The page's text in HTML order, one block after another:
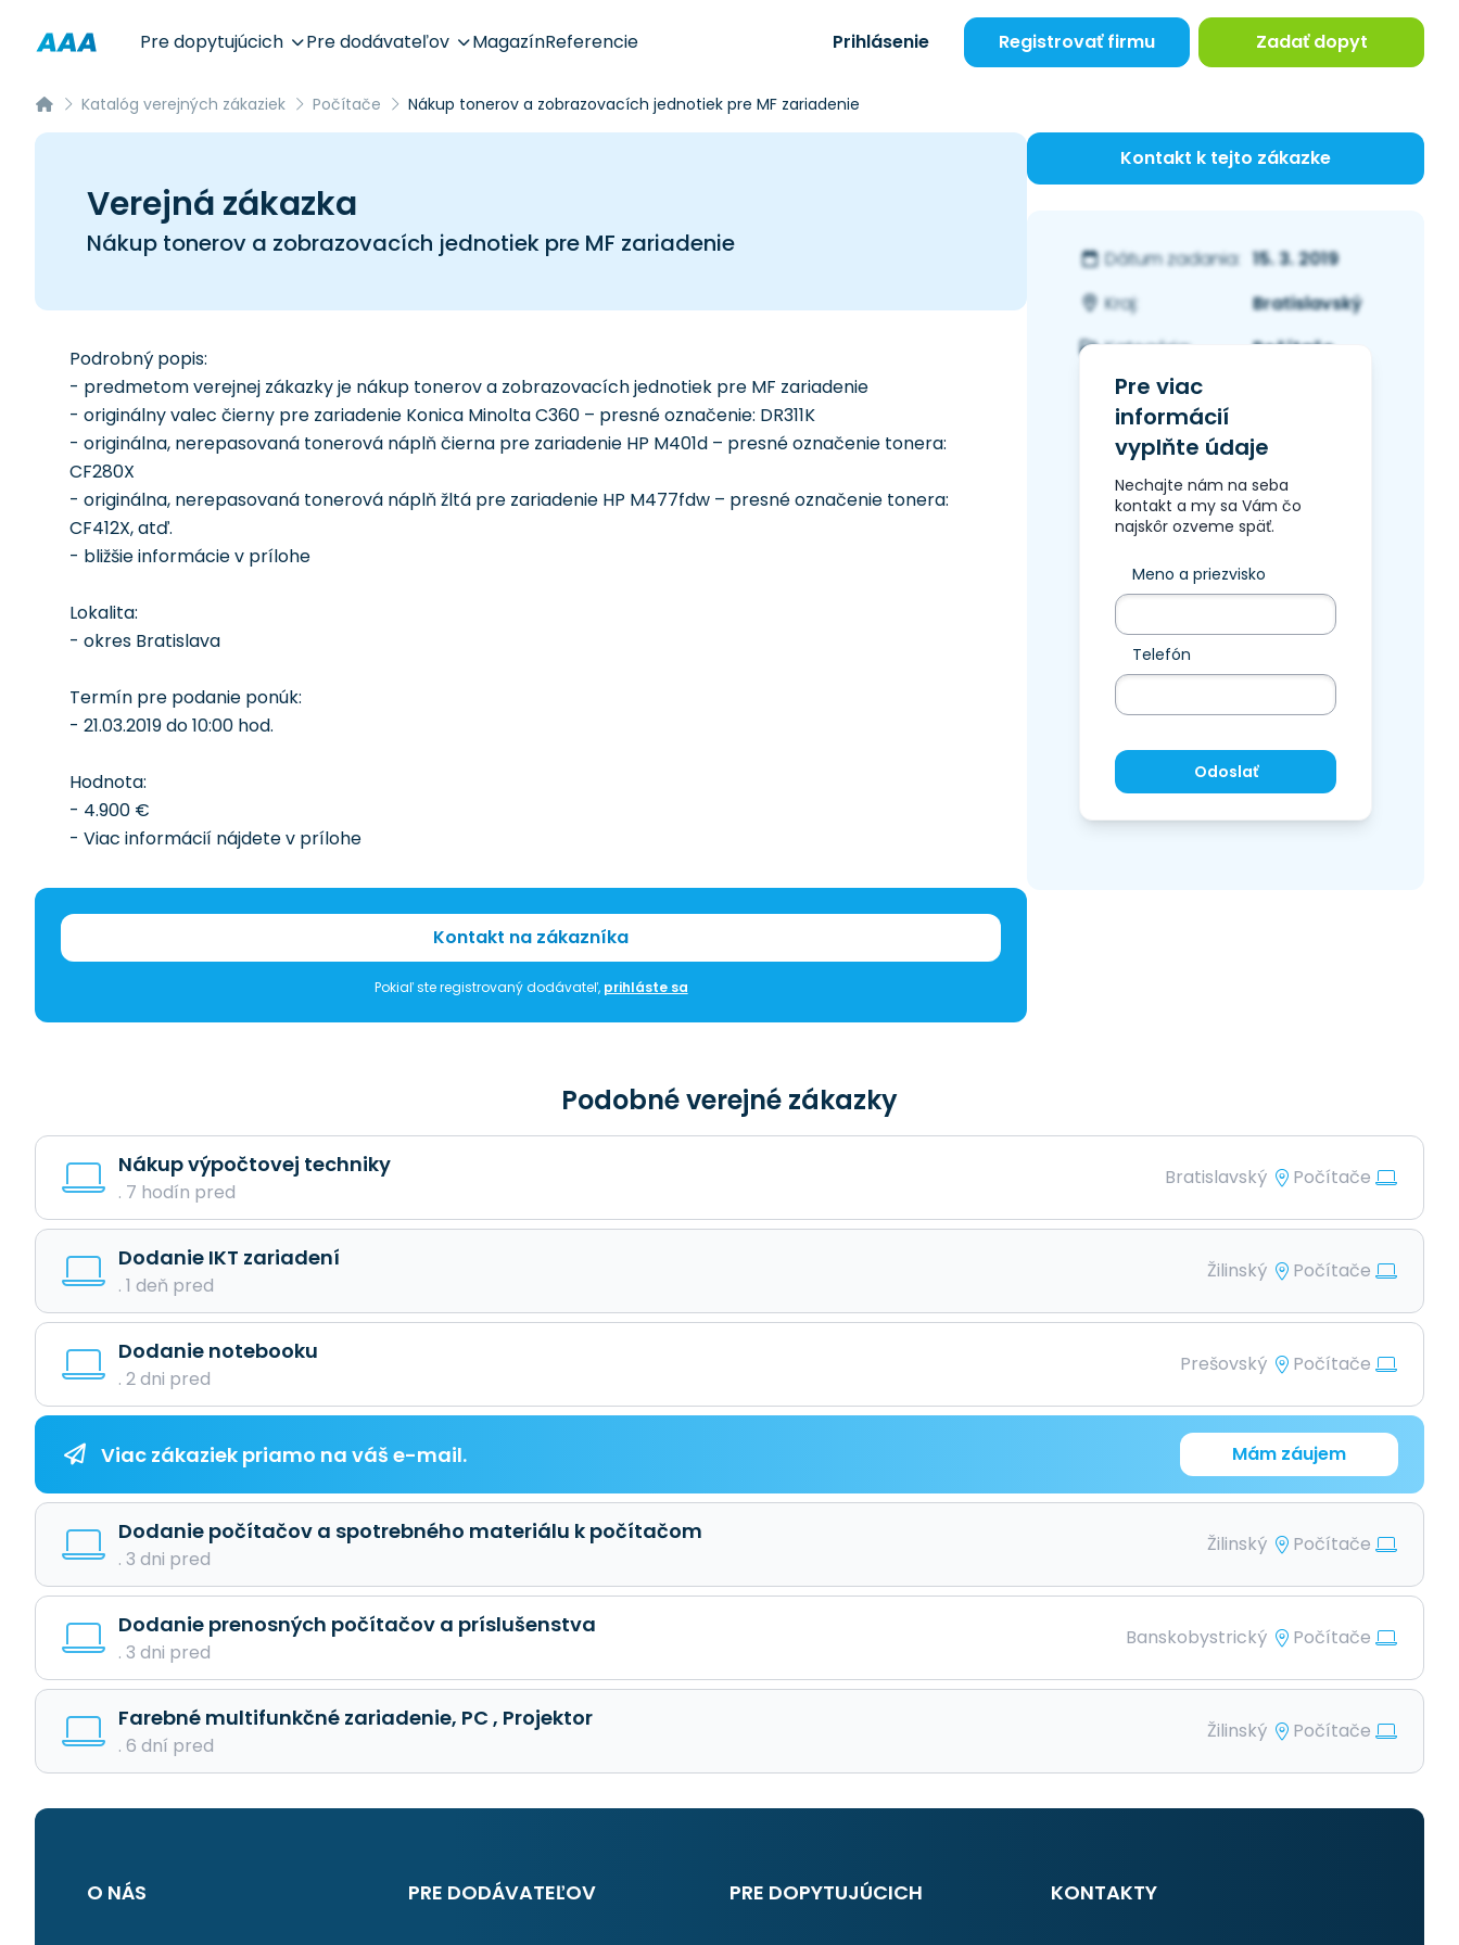
Pre dopytujúcich Pre dodávateľov MagazínReferencie Prihlásenie Registrovať firmu Zadať dopyt
Katalóg verejných zákaziek Počítače Nákup tonerov a zobrazovacích jednotiek pre MF zariadenie
Verejná zákazka
Nákup tonerov a zobrazovacích jednotiek pre MF zariadenie
Podrobný popis:
- predmetom verejnej zákazky je nákup tonerov a zobrazovacích jednotiek pre MF zariadenie
- originálny valec čierny pre zariadenie Konica Minolta C360 – presné označenie: DR311K
- originálna, nerepasovaná tonerová náplň čierna pre zariadenie HP M401d – presné označenie tonera:
CF280X
- originálna, nerepasovaná tonerová náplň žltá pre zariadenie HP M477fdw – presné označenie tonera:
CF412X, atď.
- bližšie informácie v prílohe
Lokalita:
- okres Bratislava
Termín pre podanie ponúk:
- 21.03.2019 do 10:00 hod.
Hodnota:
- 4.900 €
- Viac informácií nájdete v prílohe
Kontakt na zákazníka
Pokiaľ ste registrovaný dodávateľ, prihláste sa
Kontakt k tejto zákazke
Dátum zadania: 15. 3. 2019
Kraj:
Bratislavský
Kategória:
Počítače
Pre viac
informácií
vyplňte údaje
Nechajte nám na seba
kontakt a my sa Vám čo
najskôr ozveme späť.
Meno a priezvisko
Telefón
Odoslať
Podobné verejné zákazky
Nákup výpočtovej techniky
. 7 hodín pred
Bratislavský Počítače
Dodanie IKT zariadení
. 1 deň pred
Žilinský Počítače
Dodanie notebooku
. 2 dni pred
Prešovský Počítače
Viac zákaziek priamo na váš e-mail. Mám záujem
Dodanie počítačov a spotrebného materiálu k počítačom
. 3 dni pred
Žilinský Počítače
Dodanie prenosných počítačov a príslušenstva
. 3 dni pred
Banskobystrický Počítače
Farebné multifunkčné zariadenie, PC , Projektor
. 6 dní pred
Žilinský Počítače
O NÁS PRE DODÁVATEĽOV PRE DOPYTUJÚCICH KONTAKTY